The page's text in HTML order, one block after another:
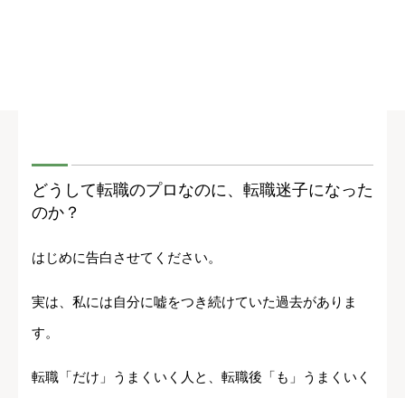
どうして転職のプロなのに、転職迷子になった
のか？
はじめに告白させてください。
実は、私には自分に嘘をつき続けていた過去がありま
す。
転職「だけ」うまくいく人と、転職後「も」うまくいく